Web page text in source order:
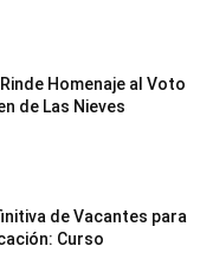
Homenaje al Voto
de Las Nieves
de Vacantes para
Curso